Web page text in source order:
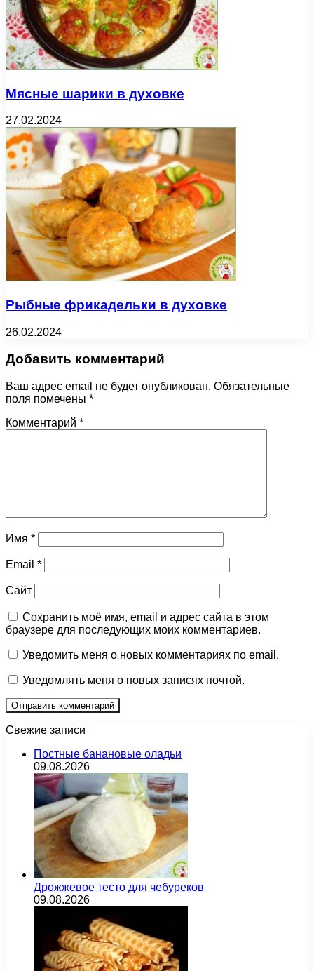
Мясные шарики в духовке
27.02.2024
Рыбные фрикадельки в духовке
26.02.2024
Добавить комментарий
Ваш адрес email не будет опубликован. Обязательные
поля помечены *
Комментарий *
Имя *
Email *
Сайт
Сохранить моё имя, email и адрес сайта в этом
браузере для последующих моих комментариев.
Уведомить меня о новых комментариях по email.
Уведомлять меня о новых записях почтой.
Свежие записи
Постные банановые оладьи
09.08.2026
Дрожжевое тесто для чебуреков
09.08.2026